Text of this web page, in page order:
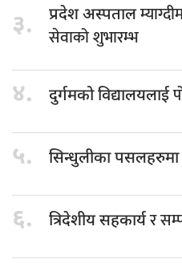
३. प्रदेश अस्पताल
सेवाको शुभारम्भ
४. दुर्गमको विद्यालयलाई
५. सिन्धुलीका पसलहरुमा
६. त्रिदेशीय सहकार्यर